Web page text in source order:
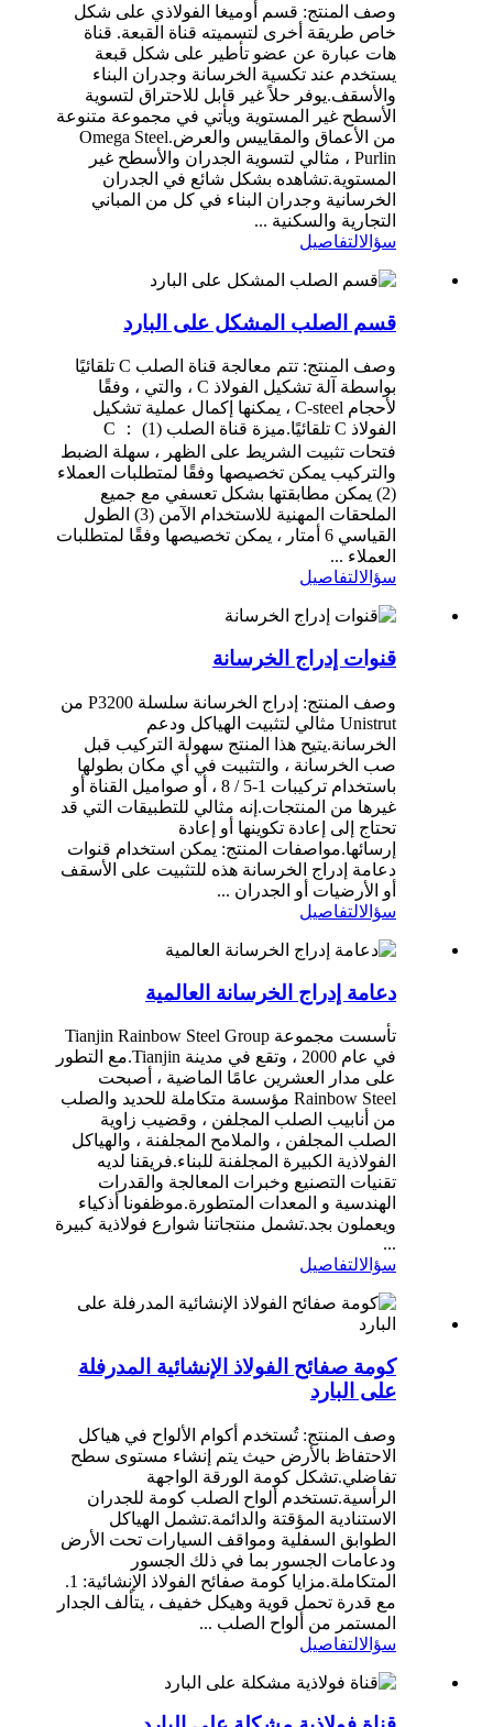
وصف المنتج: قسم أوميغا الفولاذي على شكل
خاص طريقة أخرى لتسميته قناة القبعة. قناة
هات عبارة عن عضو تأطير على شكل قبعة
يستخدم عند تكسية الخرسانة وجدران البناء
والأسقف.يوفر حلاً غير قابل للاحتراق لتسوية
الأسطح غير المستوية ويأتي في مجموعة متنوعة
من الأعماق والمقاييس والعرض.Omega Steel
Purlin ، مثالي لتسوية الجدران والأسطح غير
المستوية.تشاهده بشكل شائع في الجدران
الخرسانية وجدران البناء في كل من المباني
التجارية والسكنية ...
سؤالالتفاصيل
قسم الصلب المشكل على البارد
وصف المنتج: تتم معالجة قناة الصلب C تلقائيًا
بواسطة آلة تشكيل الفولاذ C ، والتي ، وفقًا
لأحجام C-steel ، يمكنها إكمال عملية تشكيل
الفولاذ C تلقائيًا.ميزة قناة الصلب C ： (1)
فتحات تثبيت الشريط على الظهر ، سهلة الضبط
والتركيب يمكن تخصيصها وفقًا لمتطلبات العملاء
(2) يمكن مطابقتها بشكل تعسفي مع جميع
الملحقات المهنية للاستخدام الآمن (3) الطول
القياسي 6 أمتار ، يمكن تخصيصها وفقًا لمتطلبات
العملاء ...
سؤالالتفاصيل
قنوات إدراج الخرسانة
وصف المنتج: إدراج الخرسانة سلسلة P3200 من
Unistrut مثالي لتثبيت الهياكل ودعم
الخرسانة.يتيح هذا المنتج سهولة التركيب قبل
صب الخرسانة ، والتثبيت في أي مكان بطولها
باستخدام تركيبات 1-5 / 8 ، أو صواميل القناة أو
غيرها من المنتجات.إنه مثالي للتطبيقات التي قد
تحتاج إلى إعادة تكوينها أو إعادة
إرسائها.مواصفات المنتج: يمكن استخدام قنوات
دعامة إدراج الخرسانة هذه للتثبيت على الأسقف
أو الأرضيات أو الجدران ...
سؤالالتفاصيل
دعامة إدراج الخرسانة العالمية
تأسست مجموعة Tianjin Rainbow Steel Group
في عام 2000 ، وتقع في مدينة Tianjin.مع التطور
على مدار العشرين عامًا الماضية ، أصبحت
Rainbow Steel مؤسسة متكاملة للحديد والصلب
من أنابيب الصلب المجلفن ، وقضيب زاوية
الصلب المجلفن ، والملامح المجلفنة ، والهياكل
الفولاذية الكبيرة المجلفنة للبناء.فريقنا لديه
تقنيات التصنيع وخبرات المعالجة والقدرات
الهندسية و المعدات المتطورة.موظفونا أذكياء
ويعملون بجد.تشمل منتجاتنا شوارع فولاذية كبيرة
...
سؤالالتفاصيل
كومة صفائح الفولاذ الإنشائية المدرفلة
على البارد
وصف المنتج: تُستخدم أكوام الألواح في هياكل
الاحتفاظ بالأرض حيث يتم إنشاء مستوى سطح
تفاضلي.تشكل كومة الورقة الواجهة
الرأسية.تستخدم ألواح الصلب كومة للجدران
الاستنادية المؤقتة والدائمة.تشمل الهياكل
الطوابق السفلية ومواقف السيارات تحت الأرض
ودعامات الجسور بما في ذلك الجسور
المتكاملة.مزايا كومة صفائح الفولاذ الإنشائية: 1.
مع قدرة تحمل قوية وهيكل خفيف ، يتألف الجدار
المستمر من ألواح الصلب ...
سؤالالتفاصيل